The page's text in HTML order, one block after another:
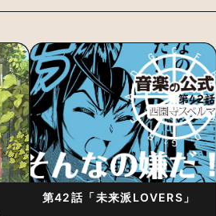
第42話「未来派LOVERS」